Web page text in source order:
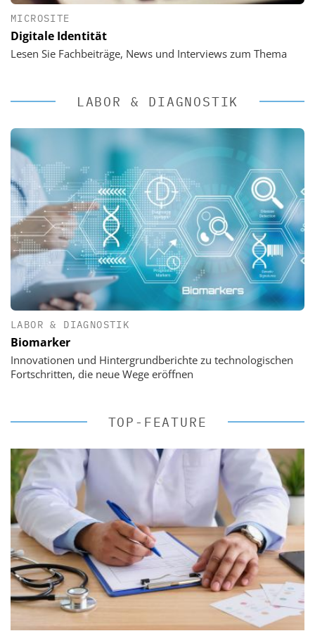
MICROSITE
Digitale Identität
Lesen Sie Fachbeiträge, News und Interviews zum Thema
LABOR & DIAGNOSTIK
LABOR & DIAGNOSTIK
Biomarker
Innovationen und Hintergrundberichte zu technologischen
Fortschritten, die neue Wege eröffnen
TOP-FEATURE